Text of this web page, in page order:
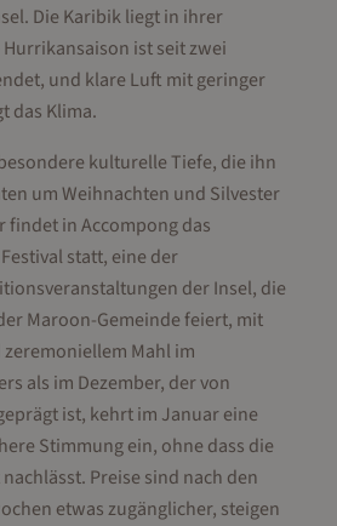
Die Karibik liegt in ihrer
ist seit zwei
und klare Luft mit geringer
das Klima.
kulturelle Tiefe, die ihn
um Weihnachten und Silvester
findet in Accompong das
statt, eine der
der Insel, die
Maroon-Gemeinde feiert, mit
Mahl im
als im Dezember, der von
ist, kehrt im Januar eine
Stimmung ein, ohne dass die
Preise sind nach den
etwas zugänglicher, steigen